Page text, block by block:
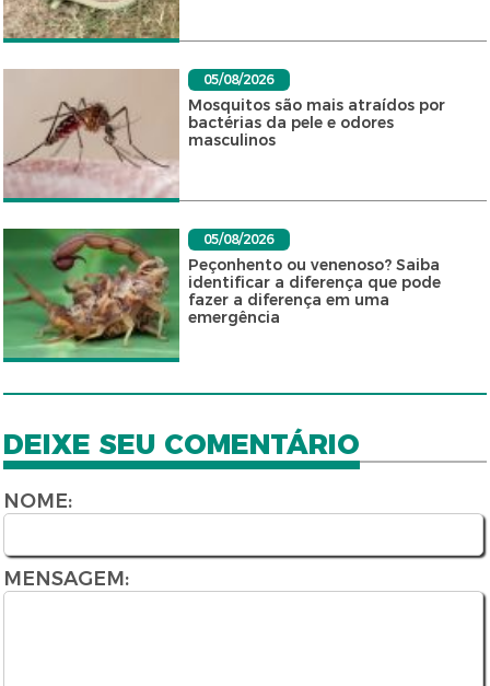
05/08/2026
Mosquitos são mais atraídos por
bactérias da pele e odores
masculinos
05/08/2026
Peçonhento ou venenoso? Saiba
identificar a diferença que pode
fazer a diferença em uma
emergência
DEIXE SEU COMENTÁRIO
NOME:
MENSAGEM: